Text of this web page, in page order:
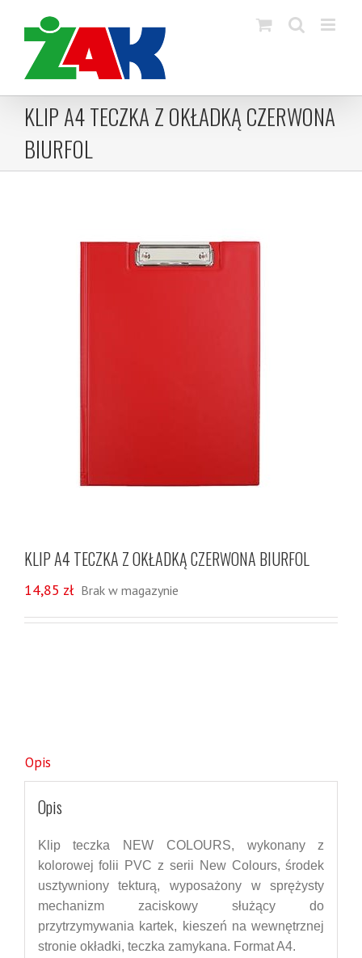
content
KLIP A4 TECZKA Z OKŁADKĄ CZERWONA
BIURFOL
KLIP A4 TECZKA Z OKŁADKĄ CZERWONA BIURFOL
14,85 zł Brak w magazynie
Opis
Opis
Klip teczka NEW COLOURS, wykonany z
kolorowej folii PVC z serii New Colours, środek
usztywniony tekturą, wyposażony w sprężysty
mechanizm zaciskowy służący do
przytrzymywania kartek, kieszeń na wewnętrznej
stronie okładki, teczka zamykana. Format A4.